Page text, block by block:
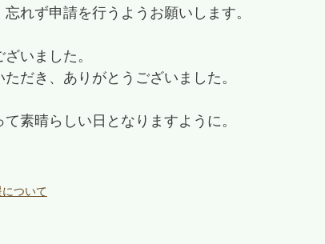
れず申請を行うようお願いします。
いました。
だき、ありがとうございました。
素晴らしい日となりますように。
ついて